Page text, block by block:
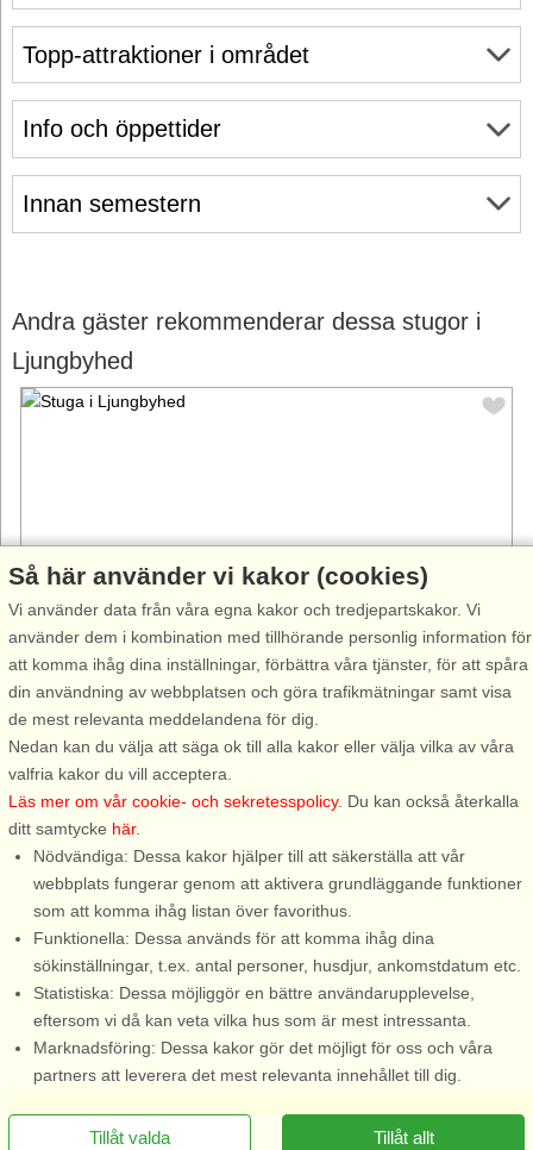
Info och öppettider
Innan semestern
Topp-attraktioner i området
Andra gäster rekommenderar dessa stugor i
Ljungbyhed
Stugnr: 48457
Ljungbyhed
4 personer, 70 m²
3,2 km till sjö/hav:.
Välkommen till en mycket trevlig och otroligt smakfull
totalrenoverad (2022) stuga. Här bor du otroligt bra med alla
bekvämligheter för en härlig semester. En luftig stuga som
inbjuder till många goa kvällar ...
från 6.623 SEK
Så här använder vi kakor (cookies)
Vi använder data från våra egna kakor och tredjepartskakor. Vi
använder dem i kombination med tillhörande personlig information för
att komma ihåg dina inställningar, förbättra våra tjänster, för att spåra
din användning av webbplatsen och göra trafikmätningar samt visa
de mest relevanta meddelandena för dig.
Nedan kan du välja att säga ok till alla kakor eller välja vilka av våra
valfria kakor du vill acceptera.
Läs mer om vår cookie- och sekretesspolicy. Du kan också återkalla
ditt samtycke här.
Nödvändiga: Dessa kakor hjälper till att säkerställa att vår
webbplats fungerar genom att aktivera grundläggande funktioner
som att komma ihåg listan över favorithus.
Funktionella: Dessa används för att komma ihåg dina
sökinställningar, t.ex. antal personer, husdjur, ankomstdatum etc.
Statistiska: Dessa möjliggör en bättre användarupplevelse,
eftersom vi då kan veta vilka hus som är mest intressanta.
Marknadsföring: Dessa kakor gör det möjligt för oss och våra
partners att leverera det mest relevanta innehållet till dig.
Tillåt allt
Tillåt valda